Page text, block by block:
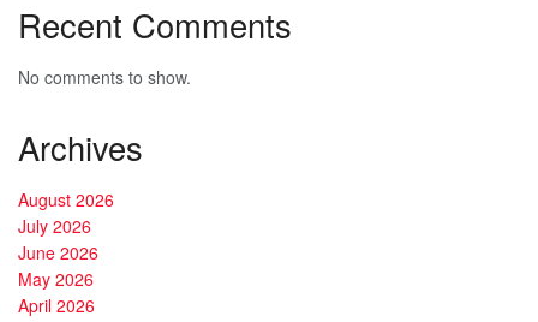
Recent Comments
No comments to show.
Archives
August 2026
July 2026
June 2026
May 2026
April 2026